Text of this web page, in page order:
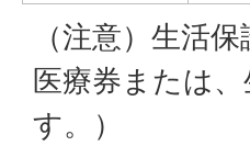
（注意）生活
医療券または
す。）